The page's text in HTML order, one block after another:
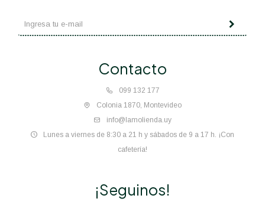
Contacto
099 132 177
Colonia 1870, Montevideo
info@lamolienda.uy
Lunes a viernes de 8:30 a 21 h y sábados de 9 a 17 h. ¡Con
cafetería!
¡Seguinos!